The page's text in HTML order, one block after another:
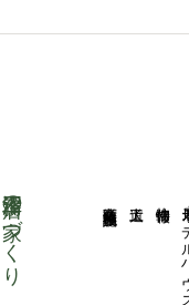
展示
沼澤工務店の家づくり